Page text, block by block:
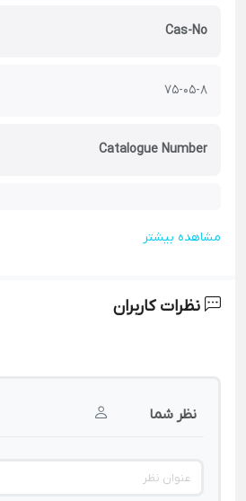
Cas-No
75-05-8
Catalogue Number
مشاهده بیشتر
نظرات کاربران
نظر شما